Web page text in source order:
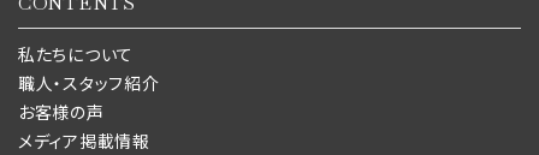
私たちについて
職人・スタッフ紹介
お客様の声
メディア掲載情報